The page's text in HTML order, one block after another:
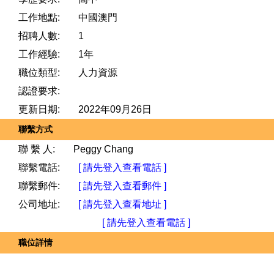
工作地點:
中國澳門
招聘人數:
1
工作經驗:
1年
職位類型:
人力資源
認證要求:
更新日期:
2022年09月26日
聯繫方式
聯 繫 人:
Peggy Chang
聯繫電話:
[ 請先登入查看電話 ]
聯繫郵件:
[ 請先登入查看郵件 ]
公司地址:
[ 請先登入查看地址 ]
[ 請先登入查看電話 ]
職位詳情